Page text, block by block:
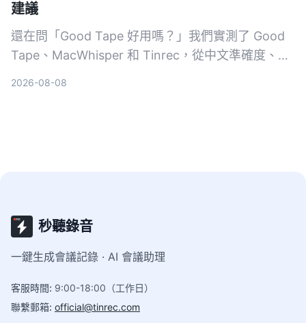
建議
還在問「Good Tape 好用嗎？」我們實測了 Good
Tape、MacWhisper 和 Tinrec，從中文準確度、AI
2026-08-08
秒聽錄音
一鍵生成會議記錄 · AI 會議助理
客服時間: 9:00-18:00（工作日）
聯繫郵箱: official@tinrec.com